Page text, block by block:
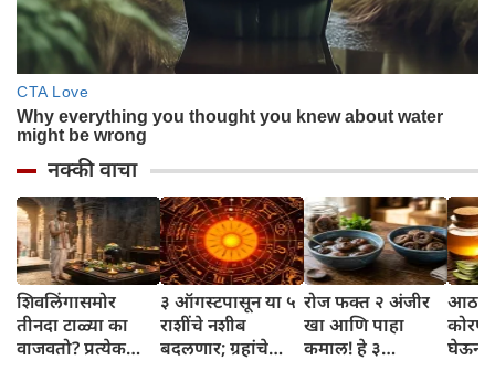
नक्की वाचा
शिवलिंगासमोर
तीनदा टाळ्या का
वाजवतो? प्रत्येक
३ ऑगस्टपासून या ५
राशींचे नशीब
बदलणार; ग्रहांचे
रोज फक्त २ अंजीर
खा आणि पाहा
कमाल! हे ३
घेऊन